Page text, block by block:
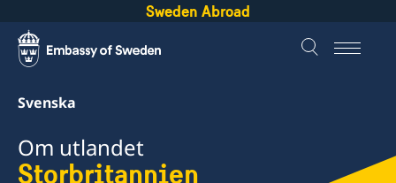
Sweden Abroad
Svenska
Om utlandet
Storbritannien